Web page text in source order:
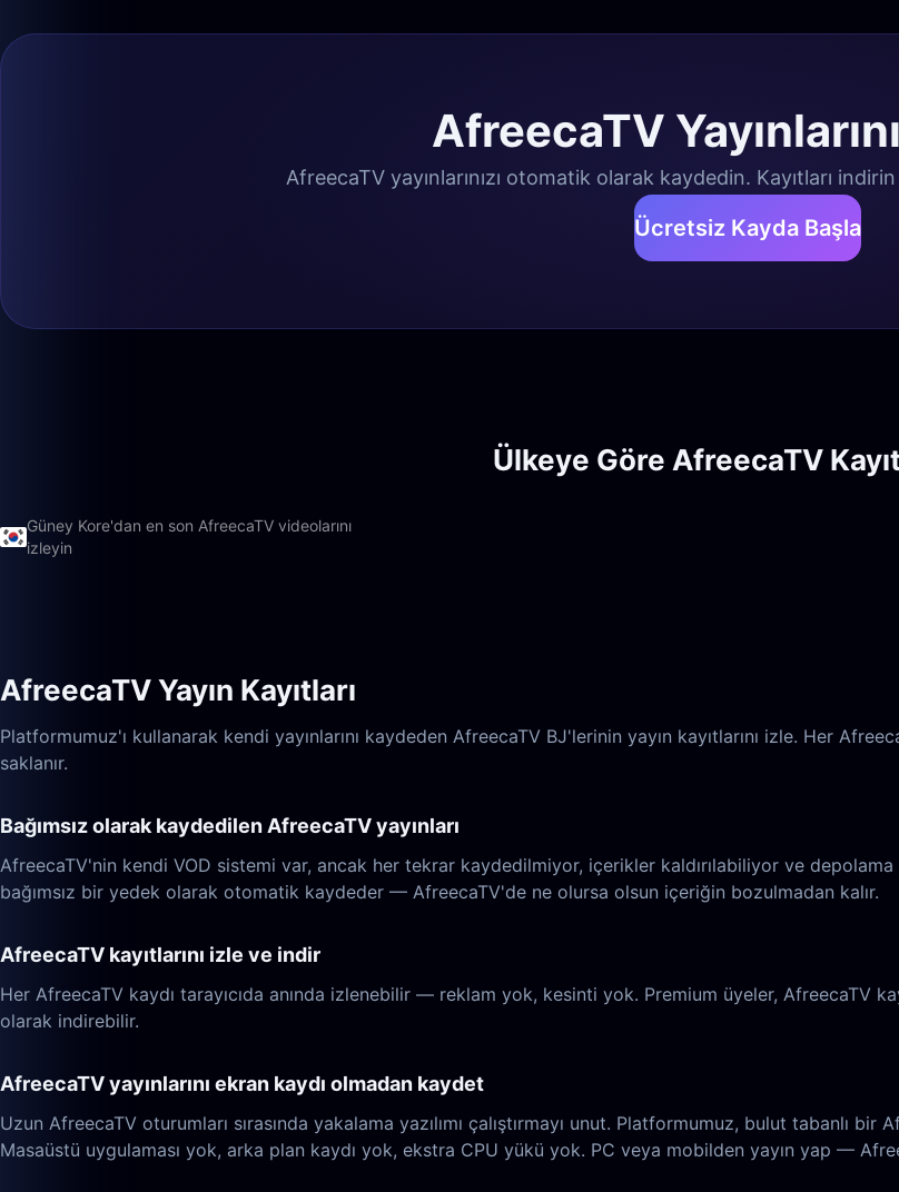
AfreecaTV
AfreecaTV yayınlarınızı otomatik olarak kaydedin. Kayıtları
Ücretsiz Kayda Başla
Ülkeye Göre AfreecaTV
Güney Kore'dan en son AfreecaTV videolarını
izleyin
AfreecaTV Yayın Kayıtları
Platformumuz'ı kullanarak kendi yayınlarını kaydeden AfreecaTV BJ'lerinin yayın kayıtlarını izle. Her
saklanır.
Bağımsız olarak kaydedilen AfreecaTV yayınları
AfreecaTV'nin kendi VOD sistemi var, ancak her tekrar kaydedilmiyor, içerikler kaldırılabiliyor ve depolama
bağımsız bir yedek olarak otomatik kaydeder — AfreecaTV'de ne olursa olsun içeriğin bozulmadan kalır.
AfreecaTV kayıtlarını izle ve indir
Her AfreecaTV kaydı tarayıcıda anında izlenebilir — reklam yok, kesinti yok. Premium üyeler, AfreecaTV
olarak indirebilir.
AfreecaTV yayınlarını ekran kaydı olmadan kaydet
Uzun AfreecaTV oturumları sırasında yakalama yazılımı çalıştırmayı unut. Platformumuz, bulut tabanlı
Masaüstü uygulaması yok, arka plan kaydı yok, ekstra CPU yükü yok. PC veya mobilden yayın yap —